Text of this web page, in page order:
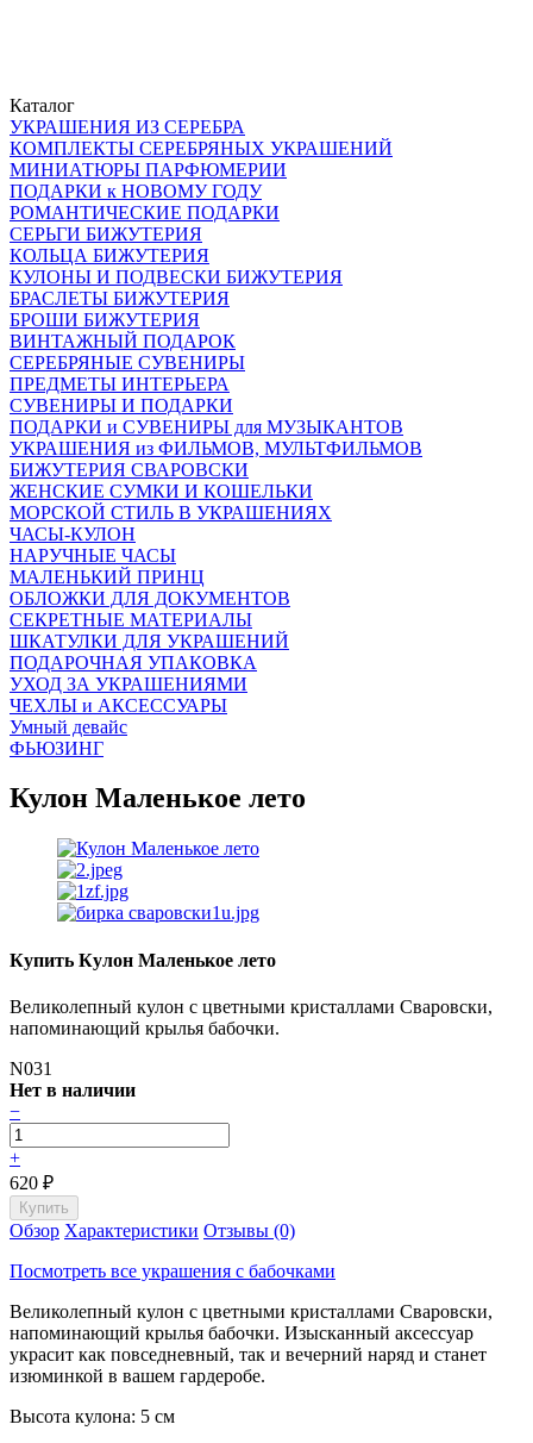
Каталог
УКРАШЕНИЯ ИЗ СЕРЕБРА
КОМПЛЕКТЫ СЕРЕБРЯНЫХ УКРАШЕНИЙ
МИНИАТЮРЫ ПАРФЮМЕРИИ
ПОДАРКИ к НОВОМУ ГОДУ
РОМАНТИЧЕСКИЕ ПОДАРКИ
СЕРЬГИ БИЖУТЕРИЯ
КОЛЬЦА БИЖУТЕРИЯ
КУЛОНЫ И ПОДВЕСКИ БИЖУТЕРИЯ
БРАСЛЕТЫ БИЖУТЕРИЯ
БРОШИ БИЖУТЕРИЯ
ВИНТАЖНЫЙ ПОДАРОК
СЕРЕБРЯНЫЕ СУВЕНИРЫ
ПРЕДМЕТЫ ИНТЕРЬЕРА
СУВЕНИРЫ И ПОДАРКИ
ПОДАРКИ и СУВЕНИРЫ для МУЗЫКАНТОВ
УКРАШЕНИЯ из ФИЛЬМОВ, МУЛЬТФИЛЬМОВ
БИЖУТЕРИЯ СВАРОВСКИ
ЖЕНСКИЕ СУМКИ И КОШЕЛЬКИ
МОРСКОЙ СТИЛЬ В УКРАШЕНИЯХ
ЧАСЫ-КУЛОН
НАРУЧНЫЕ ЧАСЫ
МАЛЕНЬКИЙ ПРИНЦ
ОБЛОЖКИ ДЛЯ ДОКУМЕНТОВ
СЕКРЕТНЫЕ МАТЕРИАЛЫ
ШКАТУЛКИ ДЛЯ УКРАШЕНИЙ
ПОДАРОЧНАЯ УПАКОВКА
УХОД ЗА УКРАШЕНИЯМИ
ЧEХЛЫ и АКСЕССУАРЫ
Умный девайс
ФЬЮЗИНГ
Кулон Маленькое лето
Купить Кулон Маленькое лето
Великолепный кулон с цветными кристаллами Сваровски,
напоминающий крылья бабочки.
N031
Нет в наличии
−
+
620 ₽
Обзор Характеристики Отзывы (0)
Посмотреть все украшения с бабочками
Великолепный кулон с цветными кристаллами Сваровски,
напоминающий крылья бабочки. Изысканный аксессуар
украсит как повседневный, так и вечерний наряд и станет
изюминкой в вашем гардеробе.
Высота кулона: 5 см